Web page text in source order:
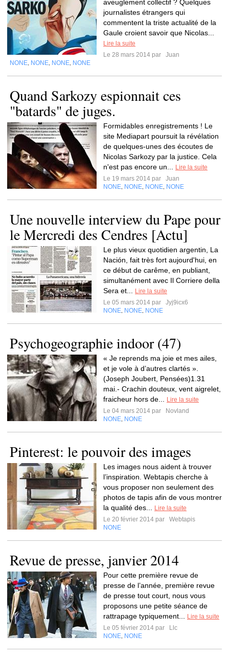
aveuglement collectif ? Quelques
journalistes étrangers qui
commentent la triste actualité de la
Gaule croient savoir que Nicolas...
Lire la suite
Le 28 mars 2014 par
Juan
NONE NONE NONE NONE
Quand Sarkozy espionnait ces
"batards" de juges.
Formidables enregistrements ! Le
site Mediapart poursuit la révélation
de quelques-unes des écoutes de
Nicolas Sarkozy par la justice. Cela
n'est pas encore un...
Lire la suite
Le 19 mars 2014 par
Juan
NONE NONE NONE NONE
Une nouvelle interview du Pape pour
le Mercredi des Cendres [Actu]
Le plus vieux quotidien argentin, La
Nación, fait très fort aujourd'hui, en
ce début de carême, en publiant,
simultanément avec Il Corriere della
Sera et...
Lire la suite
Le 05 mars 2014 par
Jyj9icx6
NONE NONE NONE
Psychogeographie indoor (47)
« Je reprends ma joie et mes ailes,
et je vole à d’autres clartés ».
(Joseph Joubert, Pensées)1.31
mai.- Crachin douteux, vent aigrelet,
fraicheur hors de...
Lire la suite
Le 04 mars 2014 par
Novland
NONE NONE
Pinterest: le pouvoir des images
Les images nous aident à trouver
l’inspiration. Webtapis cherche à
vous proposer non seulement des
photos de tapis afin de vous montrer
la qualité des...
Lire la suite
Le 20 février 2014 par
Webtapis
NONE
Revue de presse, janvier 2014
Pour cette première revue de
presse de l’année, première revue
de presse tout court, nous vous
proposons une petite séance de
rattrapage typiquement...
Lire la suite
Le 05 février 2014 par
Llc
NONE NONE